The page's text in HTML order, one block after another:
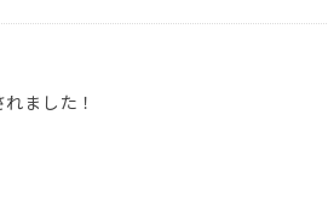
ました！